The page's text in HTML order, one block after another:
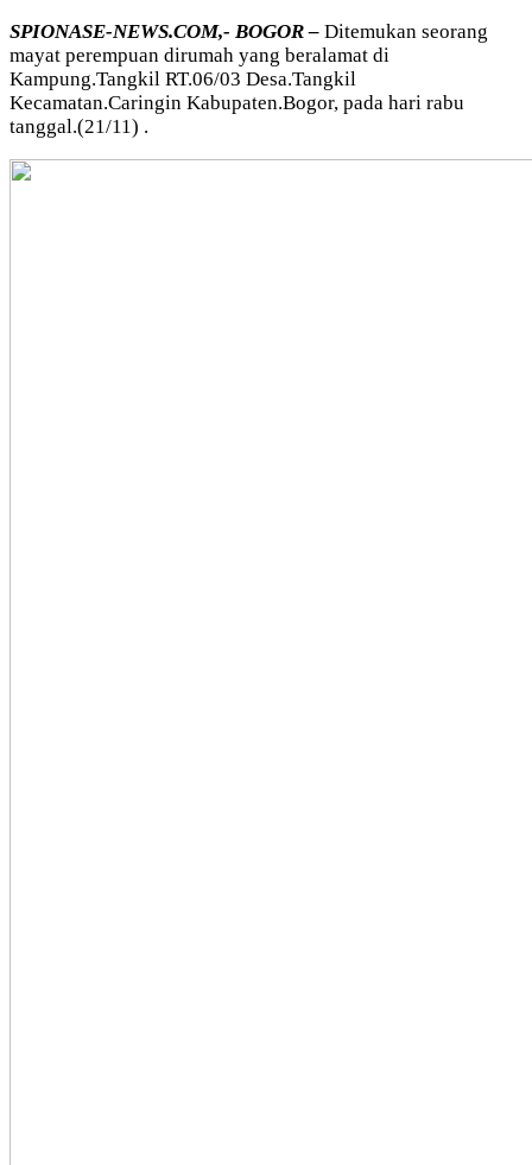
SPIONASE-NEWS.COM,- BOGOR – Ditemukan seorang
mayat perempuan dirumah yang beralamat di
Kampung.Tangkil RT.06/03 Desa.Tangkil
Kecamatan.Caringin Kabupaten.Bogor, pada hari rabu
tanggal.(21/11) .